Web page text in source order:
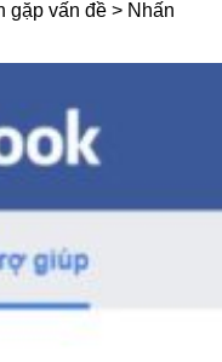
gặp vấn đề > Nhấn